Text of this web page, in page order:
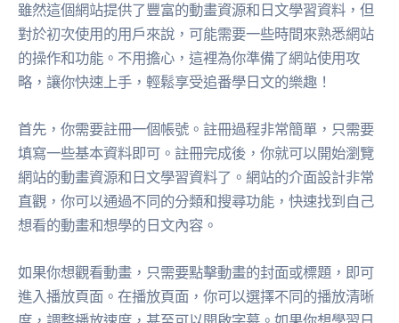
雖然這個網站提供了豐富的動畫資源和日文學習資料，但
對於初次使用的用戶來說，可能需要一些時間來熟悉網站
的操作和功能。不用擔心，這裡為你準備了網站使用攻
略，讓你快速上手，輕鬆享受追番學日文的樂趣！
首先，你需要註冊一個帳號。註冊過程非常簡單，只需要
填寫一些基本資料即可。註冊完成後，你就可以開始瀏覽
網站的動畫資源和日文學習資料了。網站的介面設計非常
直觀，你可以通過不同的分類和搜尋功能，快速找到自己
想看的動畫和想學的日文內容。
如果你想觀看動畫，只需要點擊動畫的封面或標題，即可
進入播放頁面。在播放頁面，你可以選擇不同的播放清晰